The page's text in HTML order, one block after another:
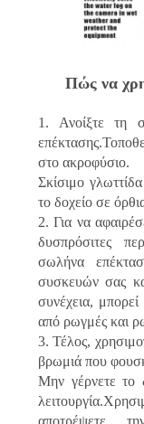
Πώς να
1. Ανοίξτε τη
στο ακροφύσιο.
Σκίσιμο
το δοχείο σε
2. Για να
δυσπρόσιτες
σωλήνα
συσκευών σας
συνέχεια,
από ρωγμές και
3. Τέλος,
βρωμιά που
Μην γέρνετε το